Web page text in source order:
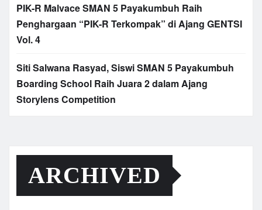
PIK-R Malvace SMAN 5 Payakumbuh Raih
Penghargaan “PIK-R Terkompak” di Ajang GENTSI
Vol. 4
Siti Salwana Rasyad, Siswi SMAN 5 Payakumbuh
Boarding School Raih Juara 2 dalam Ajang
Storylens Competition
ARCHIVED